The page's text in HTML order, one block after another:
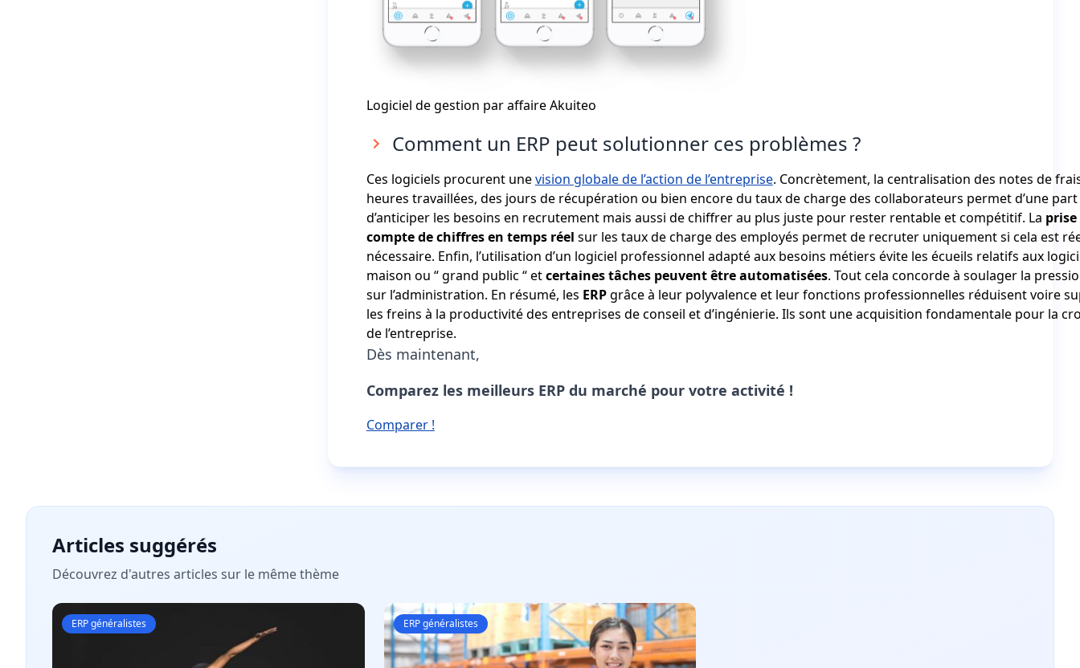
Logiciel de gestion par affaire Akuiteo
Comment un ERP peut solutionner ces problèmes ?
Ces logiciels procurent unevision globale de l’action de l’entreprise. Concrètement, la centralisation des notes de
heures travaillées, des jours de récupération ou bien encore du taux de charge des collaborateurs permet d’une part
d’anticiper les besoins en recrutement mais aussi de chiffrer au plus juste pour rester rentable et compétitif. La prise
compte de chiffres en temps réel sur les taux de charge des employés permet de recruter uniquement si cela est
nécessaire. Enfin, l’utilisation d’un logiciel professionnel adapté aux besoins métiers évite les écueils relatifs aux
maison ou “ grand public “ etcertaines tâches peuvent être automatisées. Tout cela concorde à soulager la
sur l’administration. En résumé, les ERPgrâce à leur polyvalence et leur fonctions professionnelles réduisent voire
les freins à la productivité des entreprises de conseil et d’ingénierie. Ils sont une acquisition fondamentale pour la
de l’entreprise.
Dès maintenant,
Comparez les meilleurs ERP du marché pour votre activité !
Comparer !
Articles suggérés
Découvrez d'autres articles sur le même thème
ERP généralistes ERP généralistes